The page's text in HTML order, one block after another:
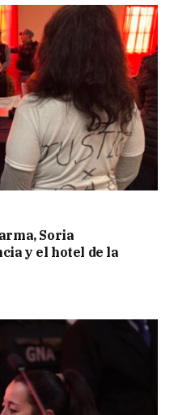
Soria
y el hotel de la